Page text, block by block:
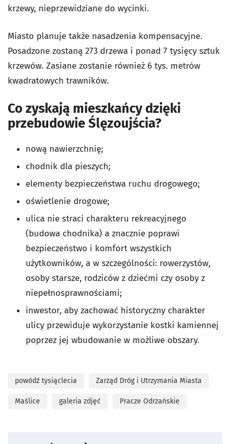
krzewy, nieprzewidziane do wycinki.
Miasto planuje także nasadzenia kompensacyjne.
Posadzone zostaną 273 drzewa i ponad 7 tysięcy sztuk
krzewów. Zasiane zostanie również 6 tys. metrów
kwadratowych trawników.
Co zyskają mieszkańcy dzięki
przebudowie Ślęzoujścia?
nową nawierzchnię;
chodnik dla pieszych;
elementy bezpieczeństwa ruchu drogowego;
oświetlenie drogowe;
ulica nie straci charakteru rekreacyjnego
(budowa chodnika) a znacznie poprawi
bezpieczeństwo i komfort wszystkich
użytkowników, a w szczególności: rowerzystów,
osoby starsze, rodziców z dziećmi czy osoby z
niepełnosprawnościami;
inwestor, aby zachować historyczny charakter
ulicy przewiduje wykorzystanie kostki kamiennej
poprzez jej wbudowanie w możliwe obszary.
powódź tysiąclecia Zarząd Dróg i Utrzymania Miasta
Maślice galeria zdjęć Pracze Odrzańskie